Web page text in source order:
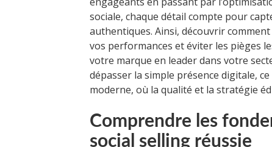
sociale, chaque détail compte pour
authentiques. Ainsi, découvrir
vos performances et éviter les pièges
votre marque en leader dans votre
dépasser la simple présence digitale,
moderne, où la qualité et la stratégie
Comprendre les
social selling réussie